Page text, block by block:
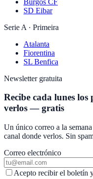
SD Eibar
Serie A · Primeira
Atalanta
Fiorentina
SL Benfica
Newsletter gratuita
Recibe cada lunes
verlos — gratis
Un único correo a la
canal donde verlos. Sin
Correo electrónico
Acepto recibir el boletín